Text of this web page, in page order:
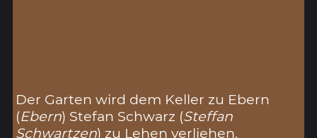
Der Garten wird dem Keller zu Ebern
(Ebern) Stefan Schwarz (Steffan
Schwartzen) zu Lehen verliehen.